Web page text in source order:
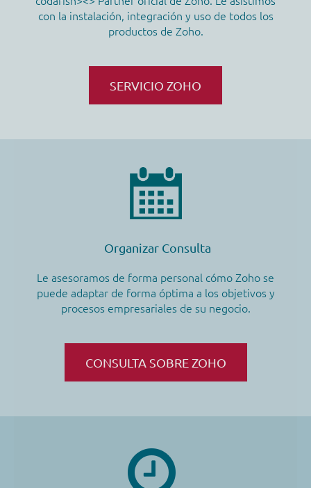
con la instalación, integración y uso de todos los
productos de Zoho.
SERVICIO ZOHO
Organizar Consulta
Le asesoramos de forma personal cómo Zoho se
puede adaptar de forma óptima a los objetivos y
procesos empresariales de su negocio.
CONSULTA SOBRE ZOHO